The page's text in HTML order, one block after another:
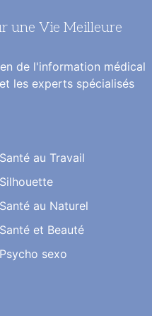
une Vie Meilleure
de l'information médical
les experts spécialisés
Santé au Travail
Silhouette
Santé au Naturel
Santé et Beauté
Psycho sexo